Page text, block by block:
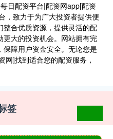
日配资平台|配资网app[配资
，致力于为广大投资者提供便
合优质资源，提供灵活的配
大的投资机会。网站拥有完
障用户资金安全。无论您是
网]找到适合您的配资服务，
签